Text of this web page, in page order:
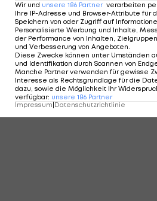
Wir und unsere 186 Partner verarbeiten
Ihre IP-Adresse und Browser-Attribute für
Speichern von oder Zugriff auf
Personalisierte Werbung und Inhalte,
der Performance von Inhalten,
und Verbesserung von Angeboten.
Diese Zwecke können unter Umständen
und Identifikation durch Scannen von
Manche Partner verwenden für gewisse
Interesse als Rechtsgrundlage für die
dazu, sowie die Möglichkeit Ihr
verfügbar: unsere 186 Partner
Impressum Datenschutzrichtlinie